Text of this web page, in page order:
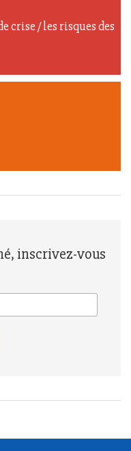
crise / les risques des
inscrivez-vous